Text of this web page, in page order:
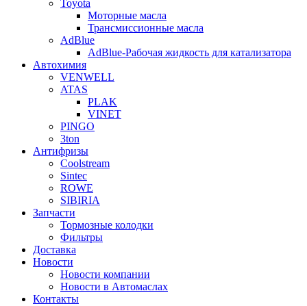
Toyota
Моторные масла
Трансмиссионные масла
AdBlue
AdBlue-Рабочая жидкость для катализатора
Автохимия
VENWELL
ATAS
PLAK
VINET
PINGO
3ton
Антифризы
Coolstream
Sintec
ROWE
SIBIRIA
Запчасти
Тормозные колодки
Фильтры
Доставка
Новости
Новости компании
Новости в Автомаслах
Контакты